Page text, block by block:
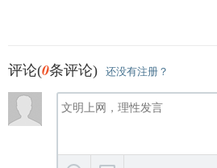
评论(0条评论) 还没有注册？